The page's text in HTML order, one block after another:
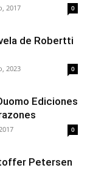
2017 0
de Robertti
2023 0
Ediciones
0
Petersen